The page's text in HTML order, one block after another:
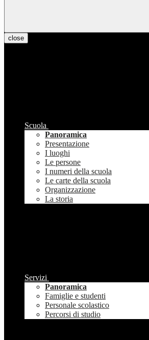
close
Scuola
Panoramica
Presentazione
I luoghi
Le persone
I numeri della scuola
Le carte della scuola
Organizzazione
La storia
Servizi
Panoramica
Famiglie e studenti
Personale scolastico
Percorsi di studio